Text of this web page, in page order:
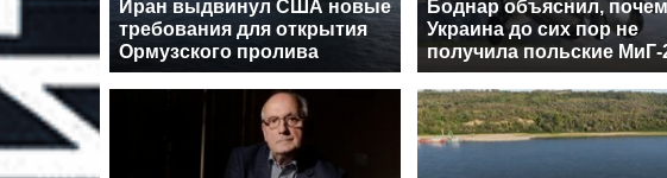
Иран выдвинул США новые
требования для открытия
Ормузского пролива
Боднар объяснил,
Украина до сих пор не
получила польские МиГ-